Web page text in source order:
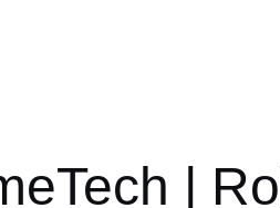
|